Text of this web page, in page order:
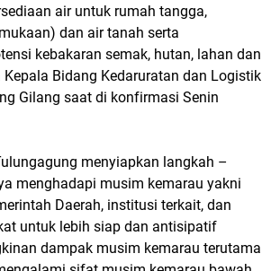
air untuk rumah tangga,
dan air tanah serta
kebakaran semak, hutan, lahan dan
Kepala Bidang Kedaruratan dan Logistik
Gilang saat di konfirmasi Senin
menyiapkan langkah –
menghadapi musim kemarau yakni
Daerah, institusi terkait, dan
untuk lebih siap dan antisipatif
dampak musim kemarau terutama